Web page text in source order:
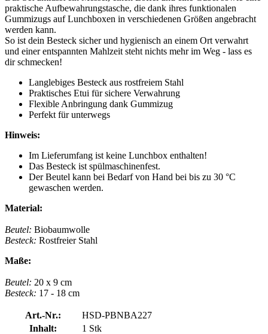
praktische Aufbewahrungstasche, die dank ihres funktionalen
Gummizugs auf Lunchboxen in verschiedenen Größen angebracht
werden kann.
So ist dein Besteck sicher und hygienisch an einem Ort verwahrt
und einer entspannten Mahlzeit steht nichts mehr im Weg - lass es
dir schmecken!
Langlebiges Besteck aus rostfreiem Stahl
Praktisches Etui für sichere Verwahrung
Flexible Anbringung dank Gummizug
Perfekt für unterwegs
Hinweis:
Im Lieferumfang ist keine Lunchbox enthalten!
Das Besteck ist spülmaschinenfest.
Der Beutel kann bei Bedarf von Hand bei bis zu 30 °C
gewaschen werden.
Material:
Beutel: Biobaumwolle
Besteck: Rostfreier Stahl
Maße:
Beutel: 20 x 9 cm
Besteck: 17 - 18 cm
Art.-Nr.:
HSD-PBNBA227
Inhalt:
1 Stk